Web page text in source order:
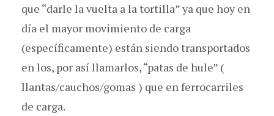
que “darle la vuelta a la tortilla” ya que hoy en
día el mayor movimiento de carga
(específicamente) están siendo transportados
en los, por así llamarlos, “patas de hule” (
llantas/cauchos/gomas ) que en ferrocarriles
de carga.